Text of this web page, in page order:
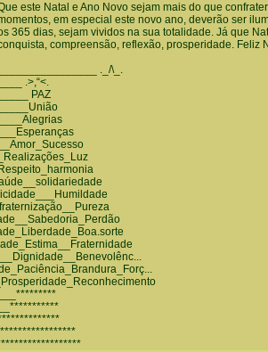
este Natal e Ano Novo sejam mais do que
em especial este novo ano, deverão ser
365 dias, sejam vividos na sua totalidade. Já que
compreensão, reflexão, prosperidade. Feliz
________________ ._/\_.
.>,“<.
PAZ